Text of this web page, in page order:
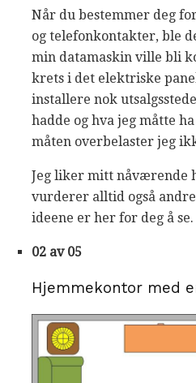
Når du bestemmer deg
og telefonkontakter, ble
min datamaskin ville bli
krets i det elektriske
installere nok
hadde og hva jeg måtte
måten overbelaster jeg
Jeg liker mitt nåværende
vurderer alltid også
ideene er her for deg å se.
02 av 05
Hjemmekontor med